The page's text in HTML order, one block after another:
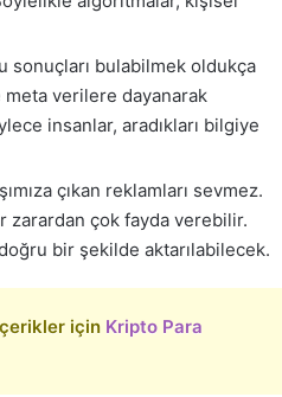
sonuçları bulabilmek oldukça
meta verilere dayanarak
insanlar, aradıkları bilgiye
çıkan reklamları sevmez.
zarardan çok fayda verebilir.
bir şekilde aktarılabilecek.
için Kripto Para